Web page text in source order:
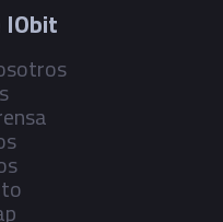
IObit